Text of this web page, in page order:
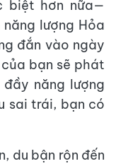
biệt hơn nữa—
lượng Hỏa
đắn vào ngày
bạn sẽ phát
năng lượng
sai trái, bạn có
du bận rộn đến